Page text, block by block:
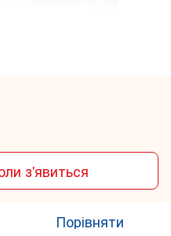
з'явиться
Порівняти